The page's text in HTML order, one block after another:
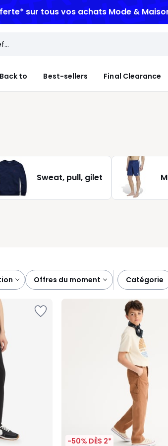
sur tous vos achats Mode &
Back to Best-sellers Final Clearance
Sweat, pull, gilet
offres du moment catégorie
-50% DÈS 2*